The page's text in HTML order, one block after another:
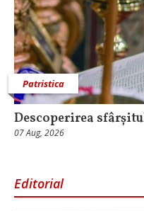
Patristica
Descoperirea
07 Aug, 2026
Editorial